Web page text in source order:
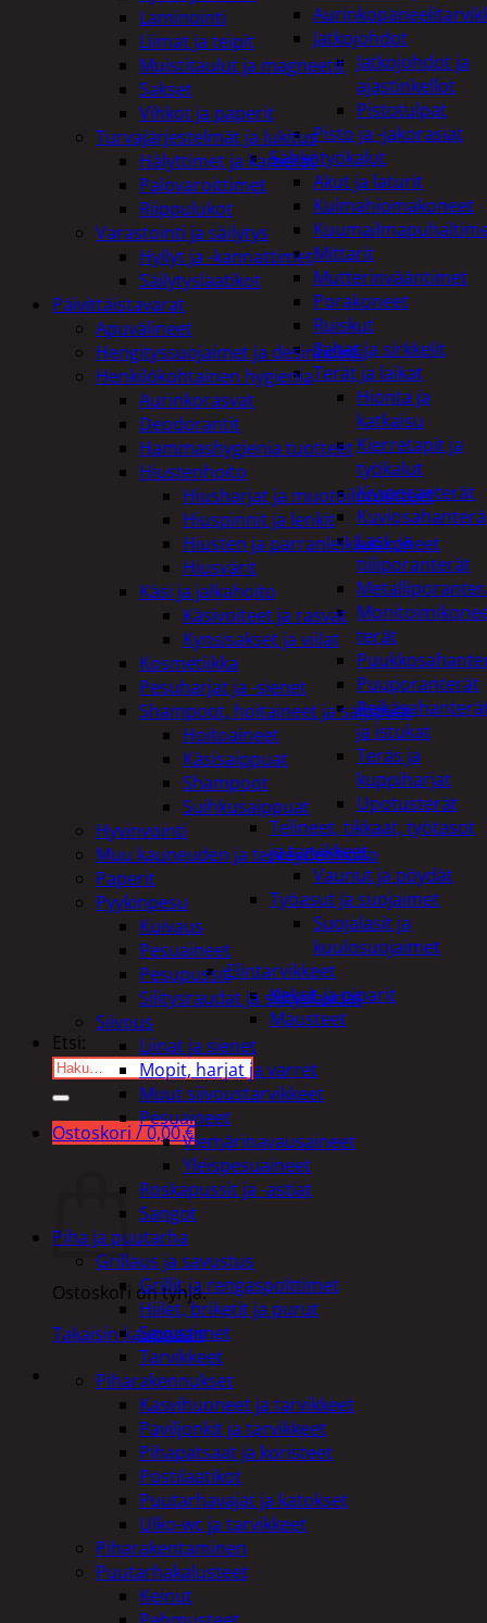
Jatkojohdot
Jatkojohdot ja
ajastinkellot
Pistotulpat
Pisto ja -jakorasiat
Sähkötyökalut
Akut ja laturit
Kulmahiomakoneet
Mittarit
Mutterinvääntimet
Porakoneet
Ruiskut
Sahat ja sirkkelit
Terät ja laikat
Hionta ja
katkaisu
Kierretapit ja
työkalut
Kiviporanterät
Kuviosahanterä
Lasi- ja
tiiliporanterät
terät
Puuporanterät
ja istukat
Teräs ja
kuppiharjat
Upotusterät
Telineet, tikkaat, työtasot
ja tarvikkeet
Vaunut ja pöydät
Työasut ja suojaimet
Suojalasit ja
kuulosuojaimet
Elintarvikkeet
Keksit ja piparit
Mausteet
Etsi:
Ostoskori /0,00€
Ostoskori on tyhjä.
Takaisin kauppaan
Laminointi
Liimat ja teipit
Muistitaulut ja magneetit
Sakset
Vihkot ja paperit
Turvajärjestelmät ja lukitus
Hälyttimet ja kamerat
Palovaroittimet
Riippulukot
Varastointi ja säilytys
Hyllyt ja -kannattimet
Säilytyslaatikot
Päivittäistavarat
Apuvälineet
Hengityssuojaimet ja desinfiointi
Henkilökohtainen hygienia
Aurinkorasvat
Deodorantit
Hammashygienia tuotteet
Hiustenhoito
Hiusharjat ja muotoilutuotteet
Hiuspinnit ja lenkit
Hiusten ja parranleikkuukoneet
Hiusvärit
Käsi ja jalkahoito
Käsivoiteet ja rasvat
Kynsisakset ja viilat
Kosmetiikka
Pesuharjat ja -sienet
Shampoot, hoitaineet ja saippuat
Hoitoaineet
Käsisaippuat
Shampoot
Suihkusaippuat
Hyvinvointi
Muu kauneuden ja terveydenhoito
Paperit
Pyykinpesu
Kuivaus
Pesuaineet
Pesupussit
Silitysraudat ja silityslaudat
Siivous
Liinat ja sienet
Mopit, harjat ja varret
Muut siivoustarvikkeet
Pesuaineet
Viemärinavausaineet
Yleispesuaineet
Roskapussit ja -astiat
Sangot
Piha ja puutarha
Grillaus ja savustus
Grillit ja rengaspolttimet
Hiilet, briketit ja purut
Savustimet
Tarvikkeet
Piharakennukset
Kasvihuoneet ja tarvikkeet
Paviljonkit ja tarvikkeet
Pihapatsaat ja koristeet
Postilaatikot
Puutarhavajat ja katokset
Ulko-wc ja tarvikkeet
Piharakentaminen
Puutarhakalusteet
Keinut